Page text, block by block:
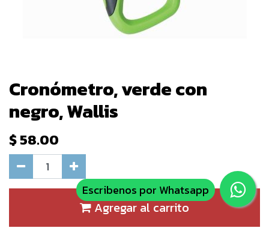
Cronómetro, verde con
negro, Wallis
$58.00
Agregar al carrito
Escribenos por Whatsapp